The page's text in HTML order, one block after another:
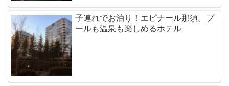
子連れでお泊り！エピナール那須。プ
ールも温泉も楽しめるホテル